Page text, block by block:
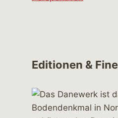
Editionen &